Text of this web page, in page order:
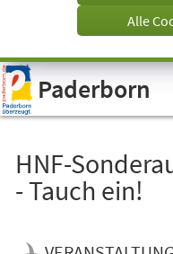
Visuelle
Assistenzsoftware
öffnen.
Alle
Paderborn
HNF-
- Tauch ein!